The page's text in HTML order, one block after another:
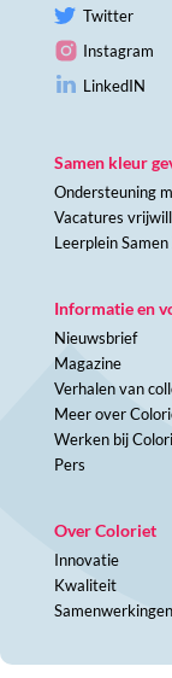
Twitter
Instagram
LinkedIN
Samen kleur
Ondersteuning
Vacatures
Leerplein
Informatie en
Nieuwsbrief
Magazine
Verhalen van
Meer over
Werken bij
Pers
Over Coloriet
Innovatie
Kwaliteit
Samenwerkingen